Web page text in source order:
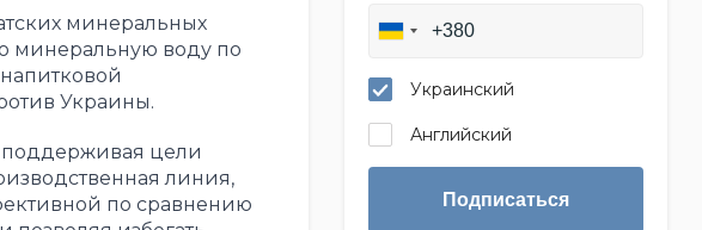
минеральных
минеральную воду по
Украины.
поддерживая цели
линия,
по сравнению
Украинский
Английский
Подписаться